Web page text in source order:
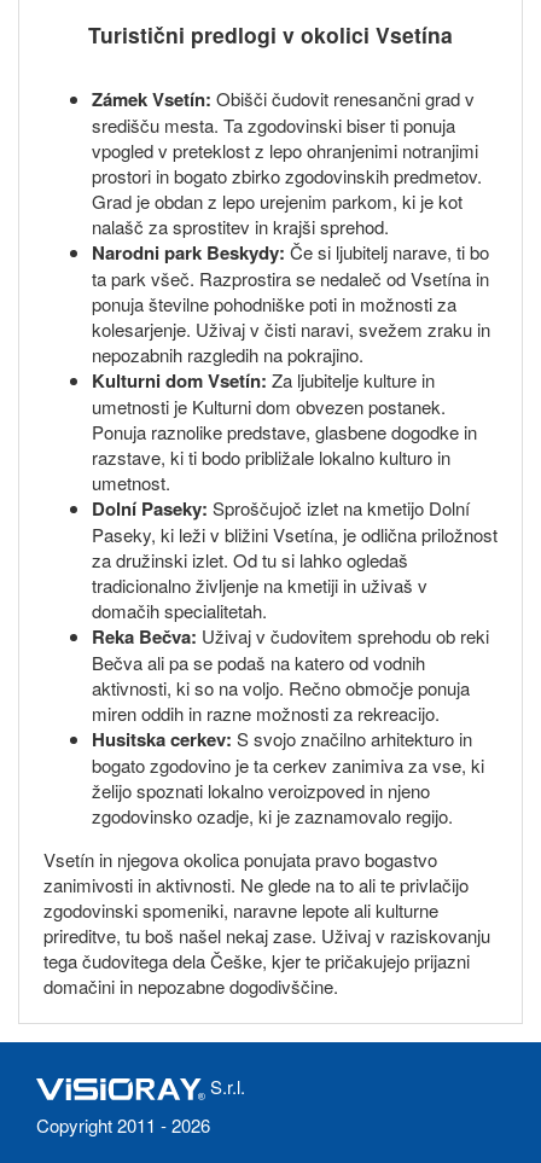
Turistični predlogi v okolici Vsetína
Zámek Vsetín: Obišči čudovit renesančni grad v
središču mesta. Ta zgodovinski biser ti ponuja
vpogled v preteklost z lepo ohranjenimi notranjimi
prostori in bogato zbirko zgodovinskih predmetov.
Grad je obdan z lepo urejenim parkom, ki je kot
nalašč za sprostitev in krajši sprehod.
Narodni park Beskydy: Če si ljubitelj narave, ti bo
ta park všeč. Razprostira se nedaleč od Vsetína in
ponuja številne pohodniške poti in možnosti za
kolesarjenje. Uživaj v čisti naravi, svežem zraku in
nepozabnih razgledih na pokrajino.
Kulturni dom Vsetín: Za ljubitelje kulture in
umetnosti je Kulturni dom obvezen postanek.
Ponuja raznolike predstave, glasbene dogodke in
razstave, ki ti bodo približale lokalno kulturo in
umetnost.
Dolní Paseky: Sproščujoč izlet na kmetijo Dolní
Paseky, ki leži v bližini Vsetína, je odlična priložnost
za družinski izlet. Od tu si lahko ogledaš
tradicionalno življenje na kmetiji in uživaš v
domačih specialitetah.
Reka Bečva: Uživaj v čudovitem sprehodu ob reki
Bečva ali pa se podaš na katero od vodnih
aktivnosti, ki so na voljo. Rečno območje ponuja
miren oddih in razne možnosti za rekreacijo.
Husitska cerkev: S svojo značilno arhitekturo in
bogato zgodovino je ta cerkev zanimiva za vse, ki
želijo spoznati lokalno veroizpoved in njeno
zgodovinsko ozadje, ki je zaznamovalo regijo.
Vsetín in njegova okolica ponujata pravo bogastvo
zanimivosti in aktivnosti. Ne glede na to ali te privlačijo
zgodovinski spomeniki, naravne lepote ali kulturne
prireditve, tu boš našel nekaj zase. Uživaj v raziskovanju
tega čudovitega dela Češke, kjer te pričakujejo prijazni
domačini in nepozabne dogodivščine.
S.r.l.
Copyright 2011 - 2026